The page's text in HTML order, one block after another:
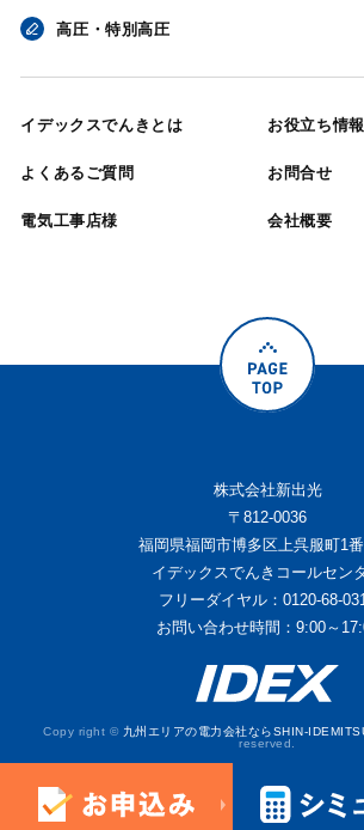
高圧・特別高圧
イデックスでんきとは お役立ち情報
よくあるご質問 お問合せ
電気工事店様 会社概要
株式会社新出光
〒812-0036
福岡県福岡市博多区上呉服町1
イデックスでんきコールセン
フリーダイヤル：0120-68-
お問い合わせ時間：9:00～
Copy right © 九州エリアの電力会社ならSHIN-
reserved.